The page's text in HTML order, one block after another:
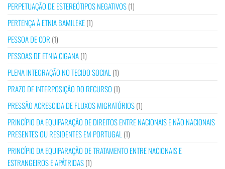
PERPETUAÇÃO DE ESTEREÓTIPOS NEGATIVOS(1)
PERTENÇA À ETNIA BAMILEKE(1)
PESSOA DE COR (1)
PESSOAS DE ETNIA CIGANA(1)
PLENA INTEGRAÇÃO NO TECIDO SOCIAL (1)
PRAZO DE INTERPOSIÇÃO DO RECURSO (1)
PRESSÃO ACRESCIDA DE FLUXOS MIGRATÓRIOS(1)
PRINCÍPIO DA EQUIPARAÇÃO DE DIREITOS ENTRE NACIONAIS E NÃO NACIONAIS
PRESENTES OU RESIDENTES EM PORTUGAL (1)
PRINCÍPIO DA EQUIPARAÇÃO DE TRATAMENTO ENTRE NACIONAIS E
ESTRANGEIROS E APÁTRIDAS(1)